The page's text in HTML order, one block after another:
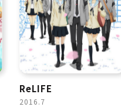
ReLIFE
2016.7